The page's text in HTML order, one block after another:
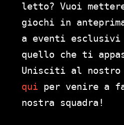
letto? Vuoi
giochi in
a eventi esclusivi
quello che ti
Unisciti al
qui per venire a
nostra squadra!